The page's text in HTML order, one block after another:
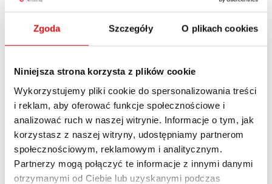
Zgoda Szczegóły O plikach cookies
Niniejsza strona korzysta z plików cookie
Wykorzystujemy pliki cookie do spersonalizowania treści
i reklam, aby oferować funkcje społecznościowe i
analizować ruch w naszej witrynie. Informacje o tym, jak
korzystasz z naszej witryny, udostępniamy partnerom
społecznościowym, reklamowym i analitycznym.
Partnerzy mogą połączyć te informacje z innymi danymi
otrzymanymi od Ciebie lub uzyskanymi podczas
Kandydata.Zapraszamy do zapisów online
na naszej stronie:rekrutacja.wspa.pl.
14 sierpnia (włącznie) lub od poniedziałku, 19
sierpnia 2024 roku.
Masz pytania? W Centrum Rekrutacji i Obsługi
Kandydata(parter – pokój 026)dowiesz się
wszystkiego na temat interesujących cię
studiów.